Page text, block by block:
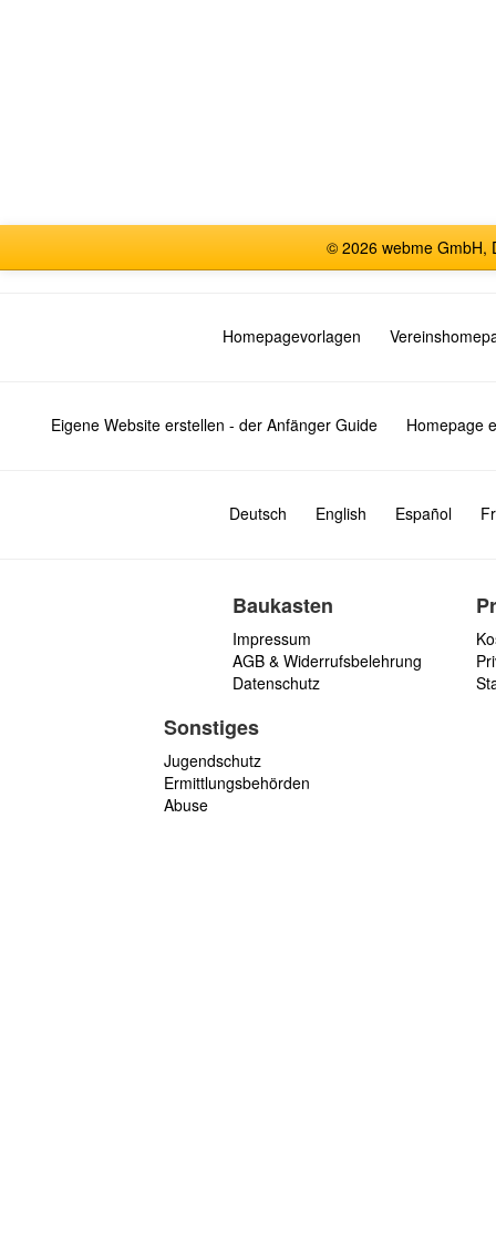
© 2026 webme GmbH,
Homepagevorlagen
Eigene Website erstellen - der Anfänger Guide Homepage
Deutsch English Español
Baukasten
Impressum
AGB & Widerrufsbelehrung
Datenschutz
Sonstiges
Jugendschutz
Ermittlungsbehörden
Abuse